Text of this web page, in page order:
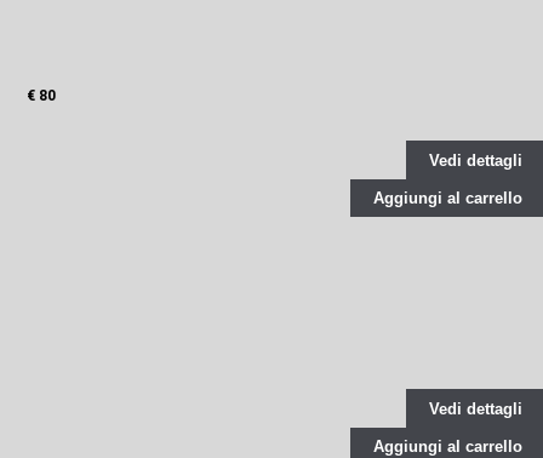
€ 80
Vedi dettagli
Aggiungi al carrello
Vedi dettagli
Aggiungi al carrello